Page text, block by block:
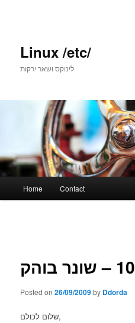
Linux /etc/
לינוקס ושאר ירקות
Home Contact
Posted on26/09/2009by Ddorda
שלום לכולם,